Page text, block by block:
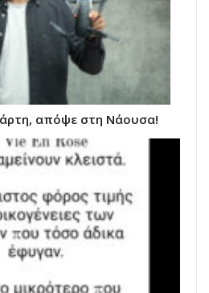
απόψε στη Νάουσα!